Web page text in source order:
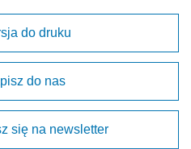
do druku
do nas
się na newsletter